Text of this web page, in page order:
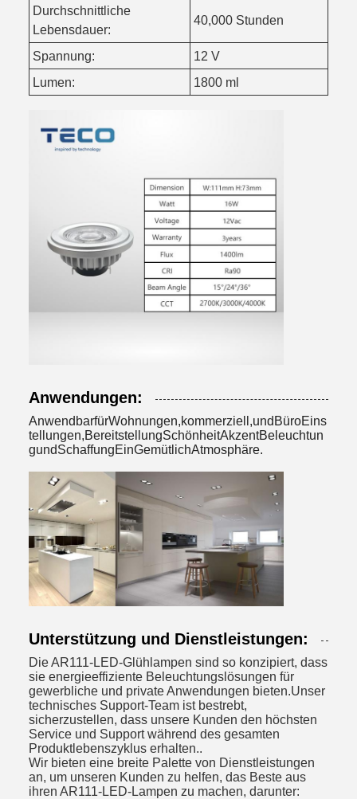
Durchschnittliche
Lebensdauer:
40,000 Stunden
Spannung:
12 V
Lumen:
1800 ml
Anwendungen:
AnwendbarfürWohnungen,kommerziell,und BüroEins
tellungen,BereitstellungSchönheitAkzentBeleuchtun
gundSchaffungEinGemütlichAtmosphäre.
Unterstützung und Dienstleistungen:
Die AR111-LED-Glühlampen sind so konzipiert, dass
sie energieeffiziente Beleuchtungslösungen für
gewerbliche und private Anwendungen bieten.Unser
technisches Support-Team ist bestrebt,
sicherzustellen, dass unsere Kunden den höchsten
Service und Support während des gesamten
Produktlebenszyklus erhalten..
Wir bieten eine breite Palette von Dienstleistungen
an, um unseren Kunden zu helfen, das Beste aus
ihren AR111-LED-Lampen zu machen, darunter: